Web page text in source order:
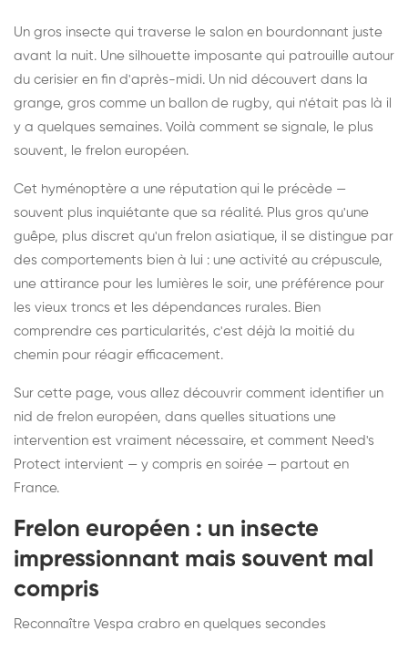
Un gros insecte qui traverse le salon en bourdonnant juste
avant la nuit. Une silhouette imposante qui patrouille autour
du cerisier en fin d'après-midi. Un nid découvert dans la
grange, gros comme un ballon de rugby, qui n'était pas là il
y a quelques semaines. Voilà comment se signale, le plus
souvent, le frelon européen.
Cet hyménoptère a une réputation qui le précède —
souvent plus inquiétante que sa réalité. Plus gros qu'une
guêpe, plus discret qu'un frelon asiatique, il se distingue par
des comportements bien à lui : une activité au crépuscule,
une attirance pour les lumières le soir, une préférence pour
les vieux troncs et les dépendances rurales. Bien
comprendre ces particularités, c'est déjà la moitié du
chemin pour réagir efficacement.
Sur cette page, vous allez découvrir comment identifier un
nid de frelon européen, dans quelles situations une
intervention est vraiment nécessaire, et comment Need's
Protect intervient — y compris en soirée — partout en
France.
Frelon européen : un insecte
impressionnant mais souvent mal
compris
Reconnaître Vespa crabro en quelques secondes